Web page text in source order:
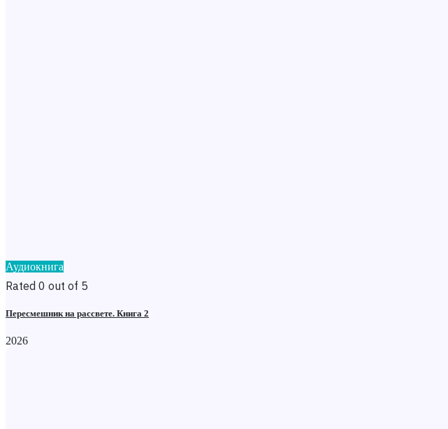
Аудиокнига
Rated 0 out of 5
Пересмешник на рассвете. Книга 2
2026